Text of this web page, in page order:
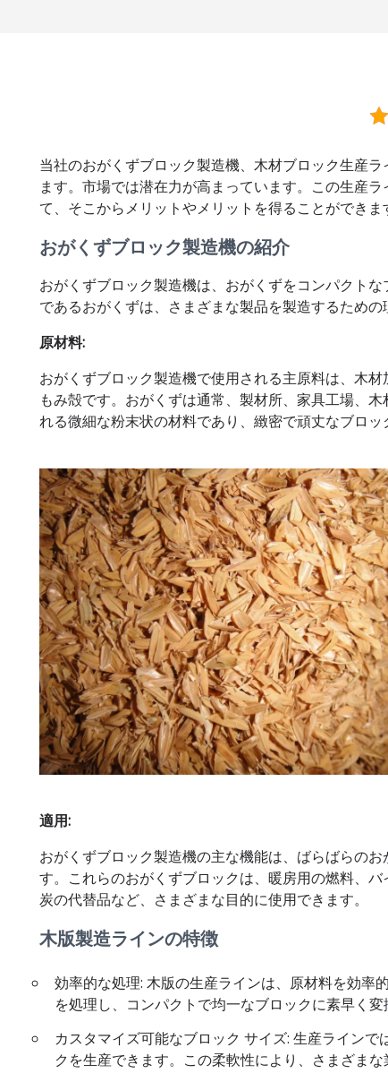
当社のおがくずブロック製造機、木材ブロック生産
ます。市場では潜在力が高まっています。この生産
て、そこからメリットやメリットを得ることができ
おがくずブロック製造機の紹介
おがくずブロック製造機は、おがくずをコンパクト
であるおがくずは、さまざまな製品を製造するための
原材料:
おがくずブロック製造機で使用される主原料は、木
もみ殻です。おがくずは通常、製材所、家具工場、
れる微細な粉末状の材料であり、緻密で頑丈なブロッ
適用:
おがくずブロック製造機の主な機能は、ばらばらの
す。これらのおがくずブロックは、暖房用の燃料、
炭の代替品など、さまざまな目的に使用できます。
木版製造ラインの特徴
効率的な処理: 木版の生産ラインは、原材料を効率
を処理し、コンパクトで均一なブロックに素早く
カスタマイズ可能なブロック サイズ: 生産ライン
クを生産できます。この柔軟性により、さまざま